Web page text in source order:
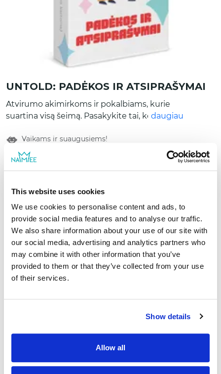
This website uses cookies
We use cookies to personalise content and ads, to
provide social media features and to analyse our traffic.
We also share information about your use of our site with
our social media, advertising and analytics partners who
may combine it with other information that you’ve
provided to them or that they’ve collected from your use
of their services.
Show details
Allow all
UNTOLD: PADĖKOS IR ATSIPRAŠYMAI
Atvirumo akimirkoms ir pokalbiams, kurie
suartina visą šeimą. Pasakykite tai, ko
apsikabinkite. Viduje rasite 50 kortelių su
klausimais, padedančiais atskleisti jausmus –
tai stiprina emocinį ryšį ir ugdo dėkingumą.
artimiausiais šeimos nariais arba siekiant
po ginčų.
daugiau
Vaikams ir suaugusiems!
11,99 €
Pirkti